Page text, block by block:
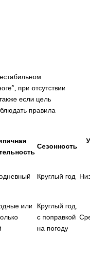
при отсутствии
если цель
правила
Сезонность
Круглый год
или
Круглый год,
с поправкой
на погоду